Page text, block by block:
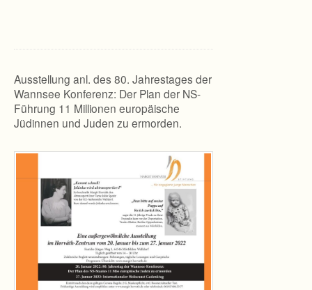
Ausstellung anl. des 80. Jahrestages der
Wannsee Konferenz: Der Plan der NS-
Führung 11 Millionen europäische
Jüdinnen und Juden zu ermorden.